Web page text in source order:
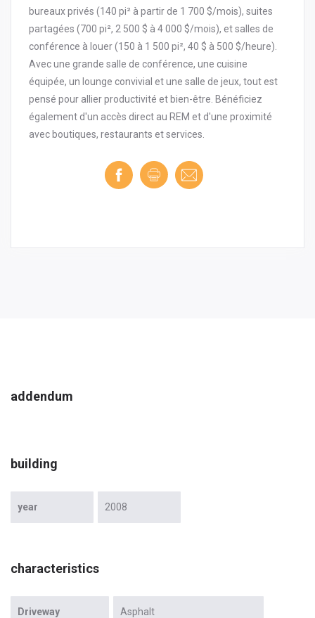
bureaux privés (140 pi² à partir de 1 700 $/mois), suites
partagées (700 pi², 2 500 $ à 4 000 $/mois), et salles de
conférence à louer (150 à 1 500 pi², 40 $ à 500 $/heure).
Avec une grande salle de conférence, une cuisine
équipée, un lounge convivial et une salle de jeux, tout est
pensé pour allier productivité et bien-être. Bénéficiez
également d'un accès direct au REM et d'une proximité
avec boutiques, restaurants et services.
addendum
building
year 2008
characteristics
Driveway Asphalt